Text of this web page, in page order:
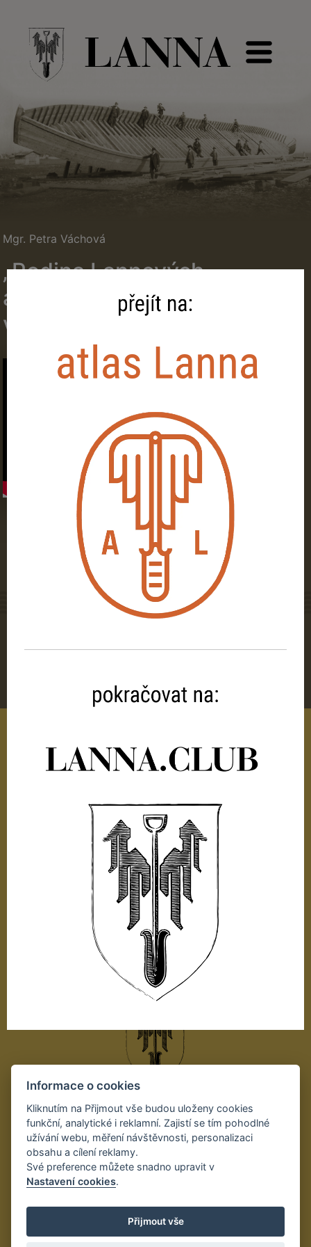
Mgr. Petra Váchová
„Rodina Lannových
a architekt Josef Schulz
v korespondenci“
Kontakt:
NEBE s.r.o.
Dr. Stejskala 438/12
České Budějovice
370 01
Česká republika
lanna.club
Autor projektu:
Informace o cookies
Kliknutím na Přijmout vše budou uloženy cookies
funkční, analytické i reklamní. Zajistí se tím pohodlné
užívání webu, měření návštěvnosti, personalizaci
obsahu a cílení reklamy.
Své preference můžete snadno upravit v
Nastavení cookies.
Přijmout vše